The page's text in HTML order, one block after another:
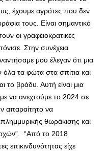
έχουμε αγρότες που δεν
τους. Είναι σημαντικό
οι γραφειοκρατικές
Στην συνέχεια
μου έλεγαν ότι μια
τα φώτα στα σπίτια και
το βράδυ. Αυτή είναι μια
να ανεχτούμε το 2024 σε
απαραίτητο να
θωράκισης και
“Από το 2018
επικινδυνότητας είχε